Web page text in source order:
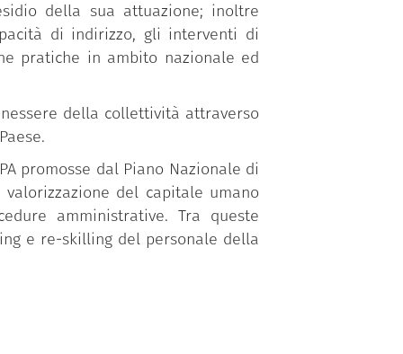
della sua attuazione; inoltre
di indirizzo, gli interventi di
pratiche in ambito nazionale ed
della collettività attraverso
promosse dal Piano Nazionale di
del capitale umano
amministrative. Tra queste
e re-skilling del personale della